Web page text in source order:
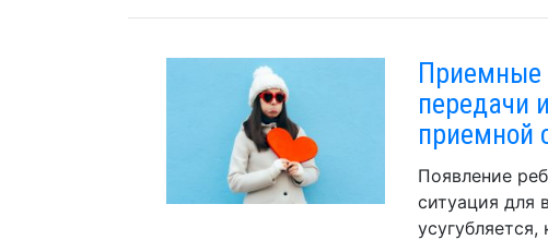
Приемные
передачи
приемной
Появление
ситуация для